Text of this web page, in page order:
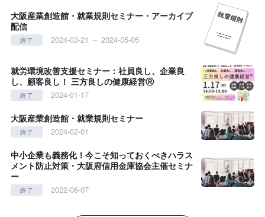
大阪産業創造館・就業規則セミナー・アーカイブ
配信
終了 2024-03-21 ～ 2024-05-05
就労環境改善支援セミナー：社員良し、企業良
し、顧客良し！ 三方良しの健康経営Ⓡ
終了 2024-01-17
大阪産業創造館・就業規則セミナー
終了 2024-02-01
中小企業も義務化！今こそ知っておくべきハラス
メント防止対策・大阪府信用金庫協会主催セミナ
ー
終了 2022-06-07